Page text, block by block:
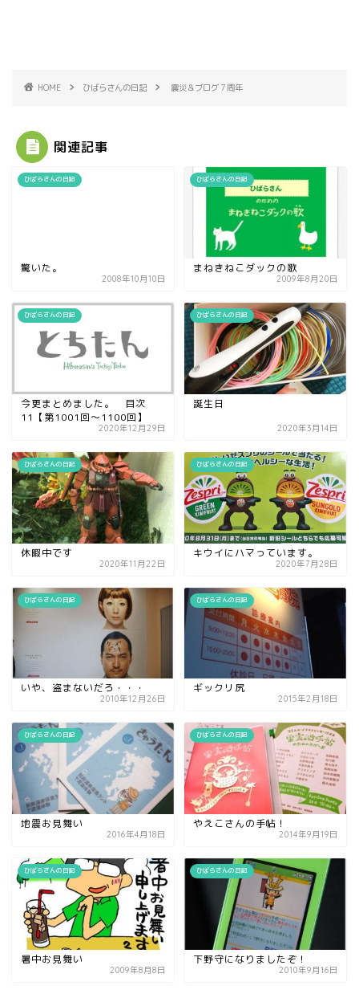
HOME ひばらさんの日記 震災＆ブログ７周年
関連記事
ひばらさんの日記
驚いた。
2008年10月10日
ひばらさんの日記
まねきねこダックの歌
2009年8月20日
ひばらさんの日記
今更まとめました。 目次
11【第1001回～1100回】
2020年12月29日
ひばらさんの日記
誕生日
2020年3月14日
ひばらさんの日記
休暇中です
2020年11月22日
ひばらさんの日記
キウイにハマっています。
2020年7月28日
ひばらさんの日記
いや、盗まないだろ・・・
2010年12月26日
ひばらさんの日記
ギックリ尻
2015年2月18日
ひばらさんの日記
地震お見舞い
2016年4月18日
ひばらさんの日記
やえこさんの手帖！
2014年9月19日
ひばらさんの日記
暑中お見舞い
2009年8月8日
ひばらさんの日記
下野守になりましたぞ！
2010年9月16日